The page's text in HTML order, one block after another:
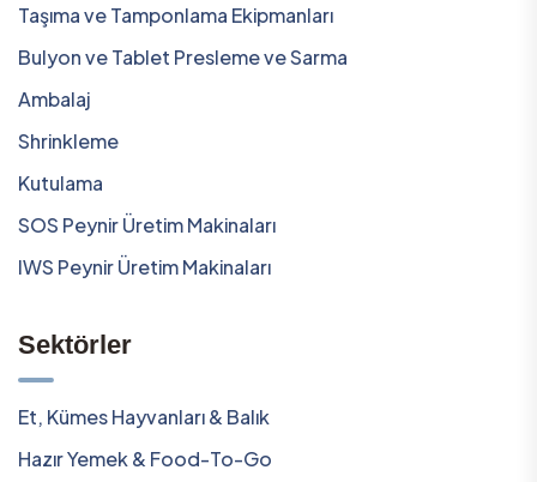
Taşıma ve Tamponlama Ekipmanları
Bulyon ve Tablet Presleme ve Sarma
Ambalaj
Shrinkleme
Kutulama
SOS Peynir Üretim Makinaları
IWS Peynir Üretim Makinaları
Sektörler
Et, Kümes Hayvanları & Balık
Hazır Yemek & Food-To-Go